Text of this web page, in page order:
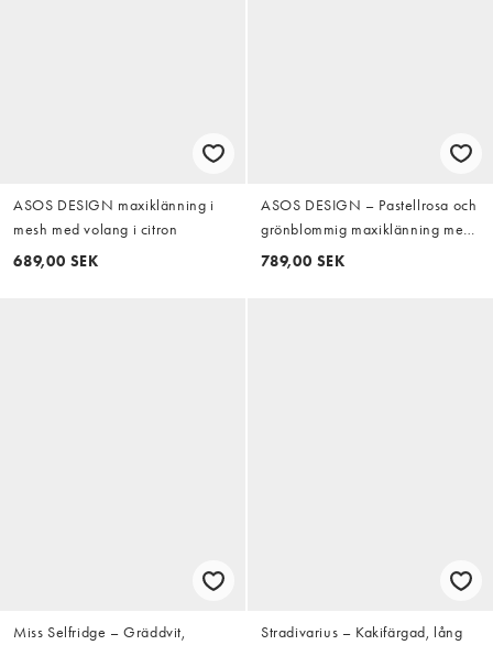
ASOS DESIGN maxiklänning i
mesh med volang i citron
689,00 SEK
ASOS DESIGN – Pastellrosa och
grönblommig maxiklänning med
smala axelband
789,00 SEK
Miss Selfridge – Gräddvit,
Stradivarius – Kakifärgad, lång